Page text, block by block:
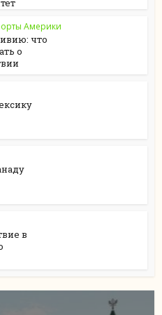
Америки
что
о
в